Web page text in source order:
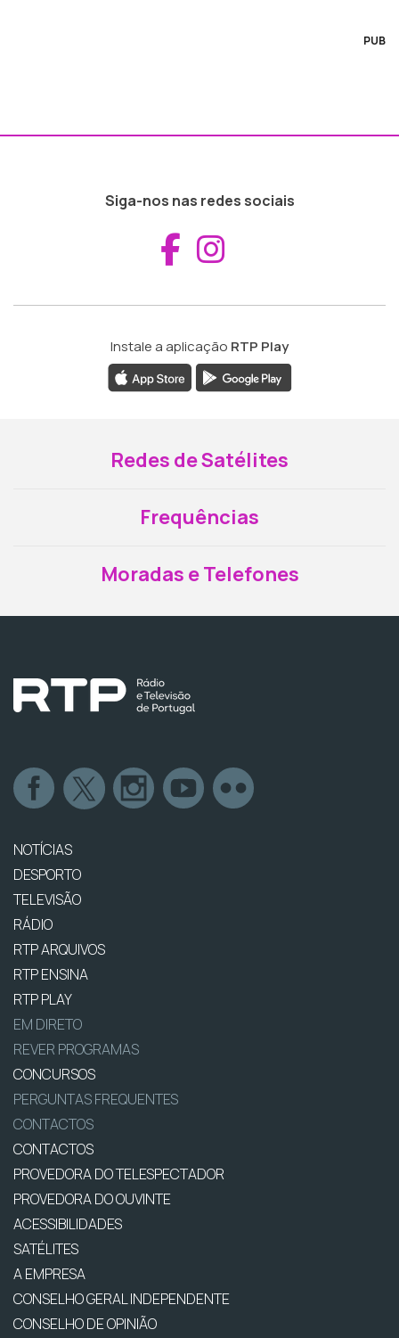
PUB
Siga-nos nas redes sociais
Aceder ao
Instale a aplicação RTP Play
Redes de Satélites
Frequências
Moradas e Telefones
NOTÍCIAS
DESPORTO
TELEVISÃO
RÁDIO
RTP ARQUIVOS
RTP ENSINA
RTP PLAY
EM DIRETO
REVER PROGRAMAS
CONCURSOS
PERGUNTAS FREQUENTES
CONTACTOS
CONTACTOS
PROVEDORA DO TELESPECTADOR
PROVEDORA DO OUVINTE
ACESSIBILIDADES
SATÉLITES
A EMPRESA
CONSELHO GERAL INDEPENDENTE
CONSELHO DE OPINIÃO